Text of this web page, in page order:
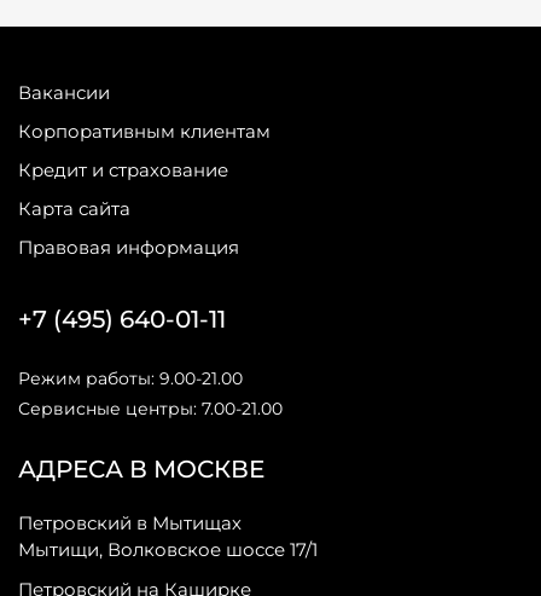
Вакансии
Корпоративным клиентам
Кредит и страхование
Карта сайта
Правовая информация
АДРЕСА В МОСКВЕ
Петровский в Мытищах
Мытищи, Волковское шоссе 17/1
Петровский на Каширке
+7 (495) 640-01-11
Режим работы: 9.00-21.00
Сервисные центры: 7.00-21.00